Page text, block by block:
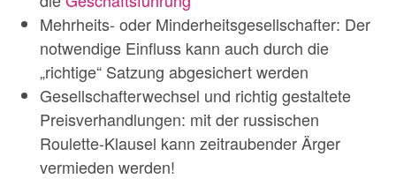
Mehrheits- oder Minderheitsgesellschafter: Der
notwendige Einfluss kann auch durch die
„richtige“ Satzung abgesichert werden
Gesellschafterwechsel und richtig gestaltete
Preisverhandlungen: mit der russischen
Roulette-Klausel kann zeitraubender Ärger
vermieden werden!